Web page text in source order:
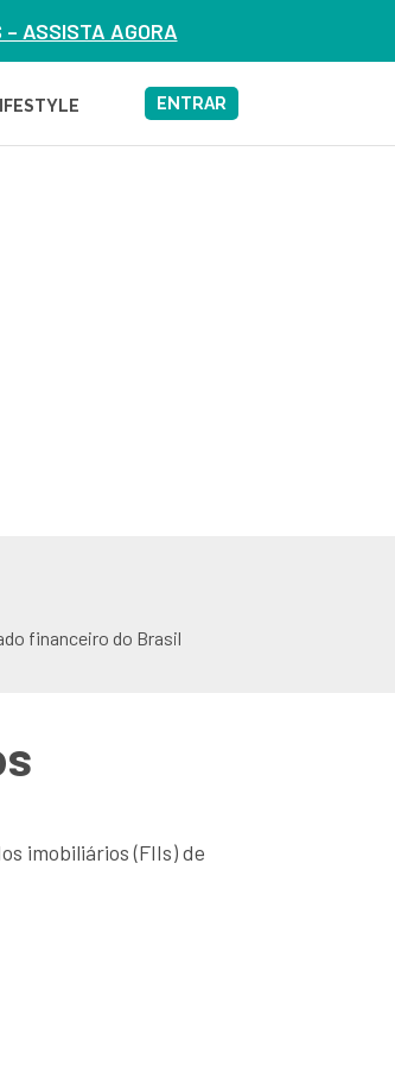
– ASSISTA AGORA
ENTRAR
financeiro do Brasil
imobiliários (FIIs) de